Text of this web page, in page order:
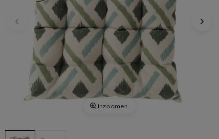
Inzoomen